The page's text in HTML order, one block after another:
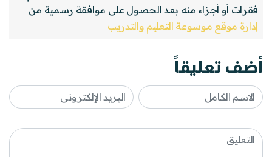
فقرات أو أجزاء منه بعد الحصول على موافقة رسمية من
إدارة موقع موسوعة التعليم والتدريب
أضف تعليقاً